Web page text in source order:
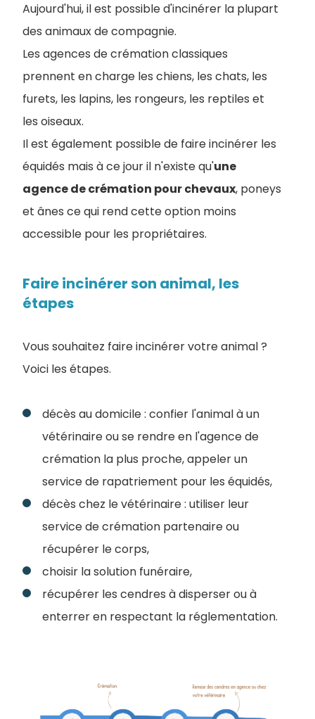
Aujourd'hui, il est possible d'incinérer la plupart
des animaux de compagnie.
Les agences de crémation classiques
prennent en charge les chiens, les chats, les
furets, les lapins, les rongeurs, les reptiles et
les oiseaux.
Il est également possible de faire incinérer les
équidés mais à ce jour il n'existe qu'une
agence de crémation pour chevaux, poneys
et ânes ce qui rend cette option moins
accessible pour les propriétaires.
Faire incinérer son animal, les
étapes
Vous souhaitez faire incinérer votre animal ?
Voici les étapes.
décès au domicile : confier l'animal à un
vétérinaire ou se rendre en l'agence de
crémation la plus proche, appeler un
service de rapatriement pour les équidés,
décès chez le vétérinaire : utiliser leur
service de crémation partenaire ou
récupérer le corps,
choisir la solution funéraire,
récupérer les cendres à disperser ou à
enterrer en respectant la réglementation.